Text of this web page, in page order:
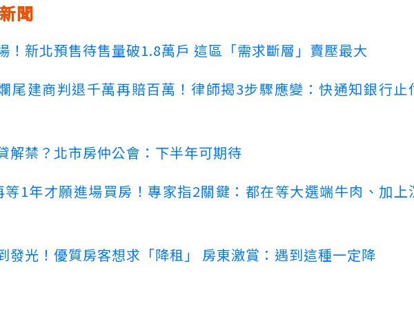
聞
！新北預售待售量破1.8萬戶 這區「需求斷層」賣壓最大
尾建商判退千萬再賠百萬！律師揭3步驟應變：快通知銀行止
解禁？北市房仲公會：下半年可期待
等1年才願進場買房！專家指2關鍵：都在等大選端牛肉、加上
發光！優質房客想求「降租」 房東激賞：遇到這種一定降